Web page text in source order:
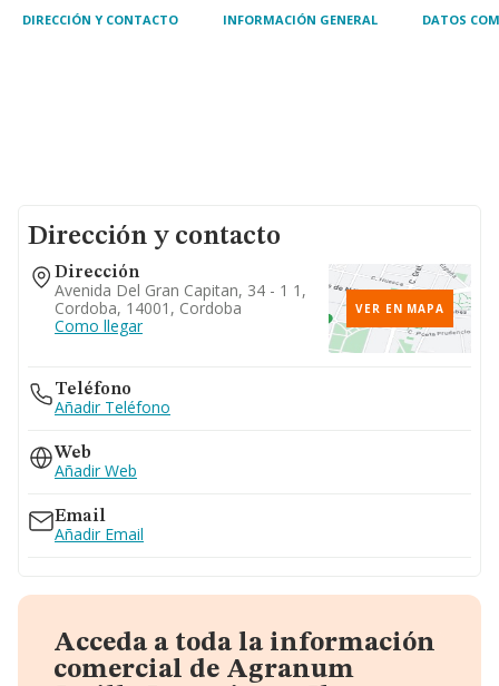
el
DIRECCIÓN Y CONTACTO INFORMACIÓN GENERAL DATOS
Dirección y contacto
Dirección
Avenida Del Gran Capitan, 34 - 1 1,
Cordoba, 14001, Cordoba
Como llegar
VER EN MAPA
Teléfono
Añadir Teléfono
Web
Añadir Web
Email
Añadir Email
Acceda a toda la información
comercial de Agranum